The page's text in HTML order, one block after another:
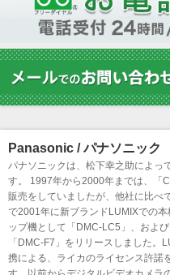
Panasonic / パナソニック
パナソニックは、松下幸之助によっ
す。 1997年から2000年までは、「
販売をしていましたが、他社に比べ
で2001年に新ブランドLUMIXでの
ップ機として「DMC-LC5」、およ
「DMC-F7」をリリースしました。
携による、ライカのライセンス許諾